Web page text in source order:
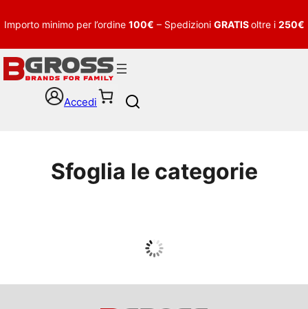
Importo minimo per l’ordine 100€ – Spedizioni GRATISoltre i 250€
Accedi
h
Sfoglia le categorie
Guarda tutto